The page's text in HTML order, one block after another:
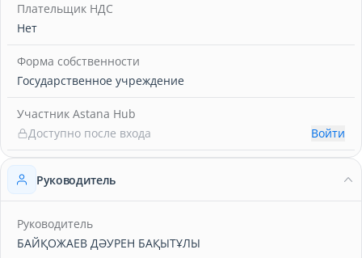
Плательщик НДС
Нет
Форма собственности
Государственное учреждение
Участник Astana Hub
Доступно после входа
Войти
Руководитель
Руководитель
БАЙҚОЖАЕВ ДӘУРЕН БАҚЫТҰЛЫ